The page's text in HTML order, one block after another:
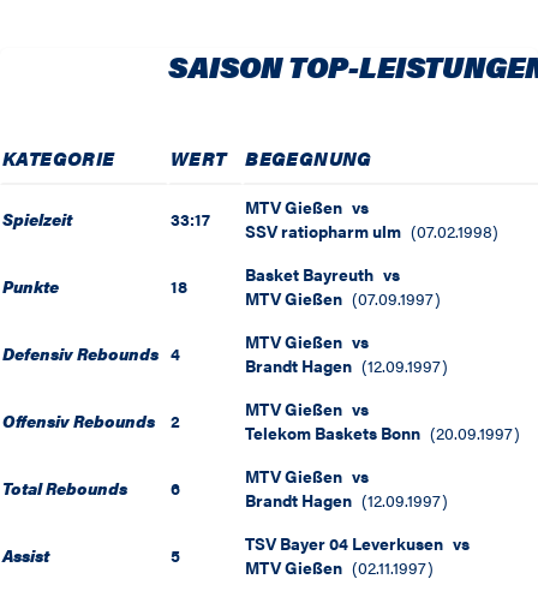
SAISON TOP-
KATEGORIE WERT BEGEGNUNG
Spielzeit 33:17 MTV Gießen vs
SSV ratiopharm ulm (07.02.1998)
Punkte 18 Basket Bayreuth vs
MTV Gießen (07.09.1997)
Defensiv Rebounds 4 MTV Gießen vs
Brandt Hagen (12.09.1997)
Offensiv Rebounds 2 MTV Gießen vs
Telekom Baskets Bonn (20.09.1997)
Total Rebounds 6 MTV Gießen vs
Brandt Hagen (12.09.1997)
Assist 5 TSV Bayer 04 Leverkusen vs
MTV Gießen (02.11.1997)